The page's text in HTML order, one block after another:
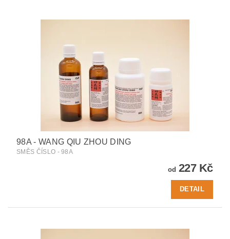
98A - WANG QIU ZHOU DING
SMĚS ČÍSLO - 98A
od 227 Kč
DETAIL